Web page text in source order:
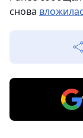
снова